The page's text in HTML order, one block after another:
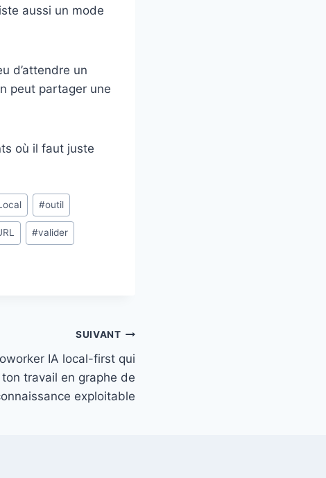
aussi un mode
d’attendre un
peut partager une
où il faut juste
#outil
#valider
SUIVANT
IA local-first qui
travail en graphe de
exploitable